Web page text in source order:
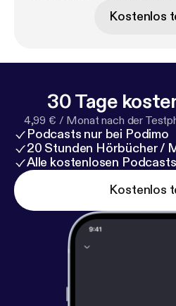
Kostenlos
30 Tage
4,99 € / Monat nach der
Podcasts nur bei Podimo
20 Stunden Hörbücher /
Alle kostenlosen Podcasts
Kostenlos